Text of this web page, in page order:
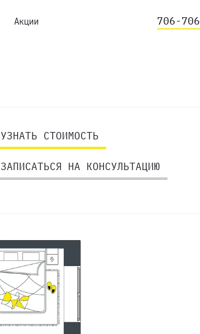
Акции 706-706
УЗНАТЬ СТОИМОСТЬ
ЗАПИСАТЬСЯ НА КОНСУЛЬТАЦИЮ